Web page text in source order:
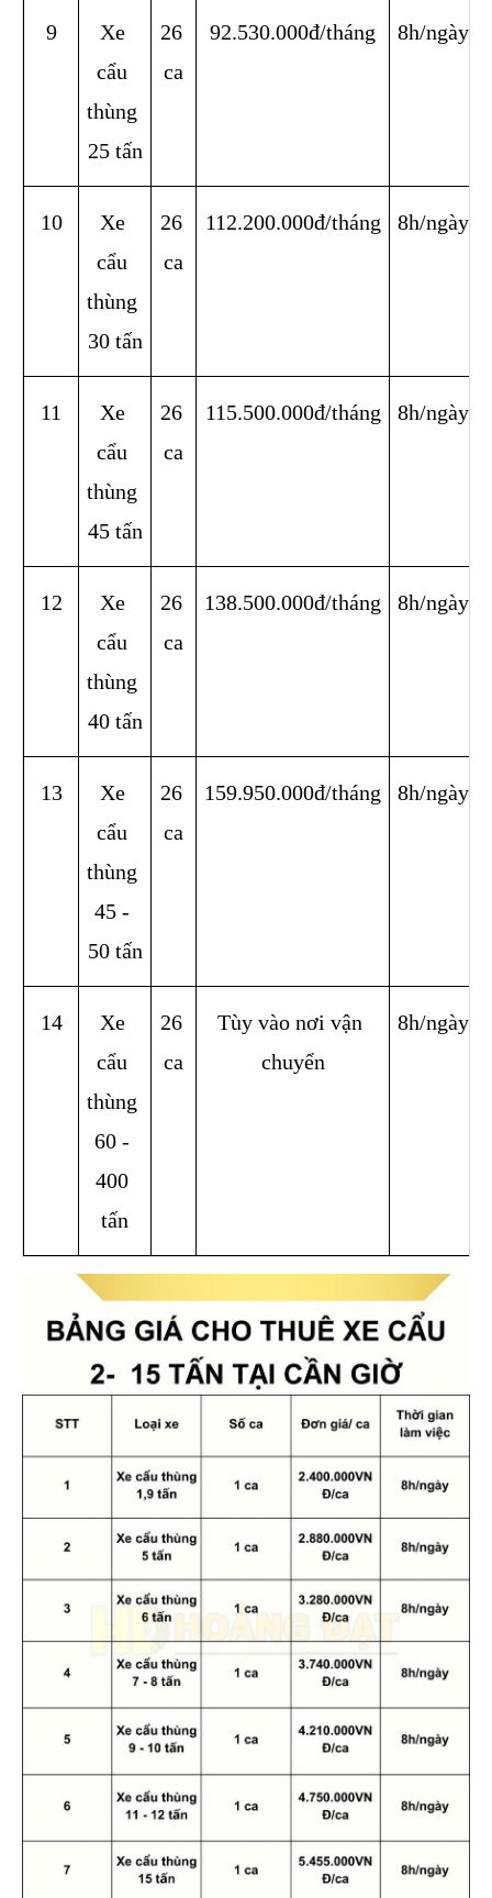
9
Xe
cẩu
thùng
25 tấn
26
ca
92.530.000đ/tháng 8h/ngày
10
Xe
cẩu
thùng
30 tấn
26
ca
112.200.000đ/tháng 8h/ngày
11
Xe
cẩu
thùng
45 tấn
26
ca
115.500.000đ/tháng 8h/ngày
12
Xe
cẩu
thùng
40 tấn
26
ca
138.500.000đ/tháng 8h/ngày
13
Xe
cẩu
thùng
45 -
50 tấn
26
ca
159.950.000đ/tháng 8h/ngày
14
Xe
cẩu
thùng
60 -
400
tấn
26
ca
Tùy vào nơi vận
chuyển
8h/ngày